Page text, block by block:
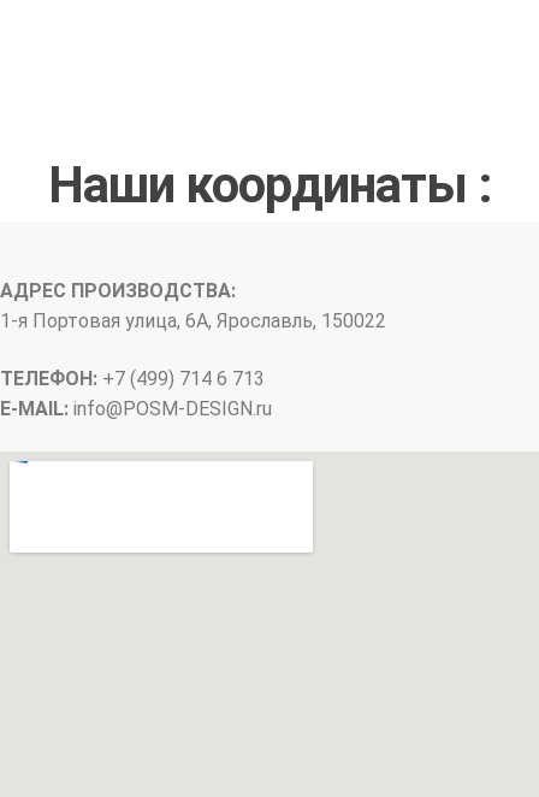
Наши координаты :
АДРЕС ПРОИЗВОДСТВА:
1-я Портовая улица, 6А, Ярославль, 150022
ТЕЛЕФОН: +7 (499) 714 6 713
E-MAIL: info@POSM-DESIGN .ru